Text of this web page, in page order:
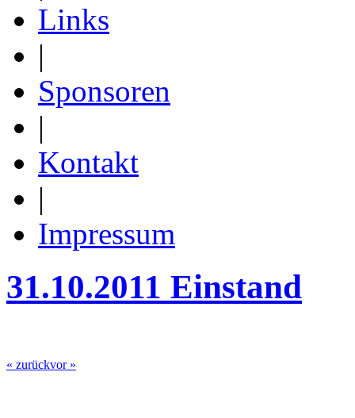
Links
|
Sponsoren
|
Kontakt
|
Impressum
31.10.2011 Einstand
« zurückvor »